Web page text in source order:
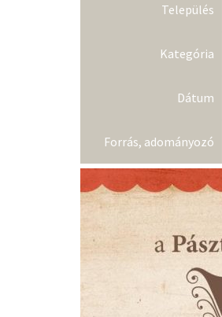
Település
Kategória
Dátum
Forrás, adományozó